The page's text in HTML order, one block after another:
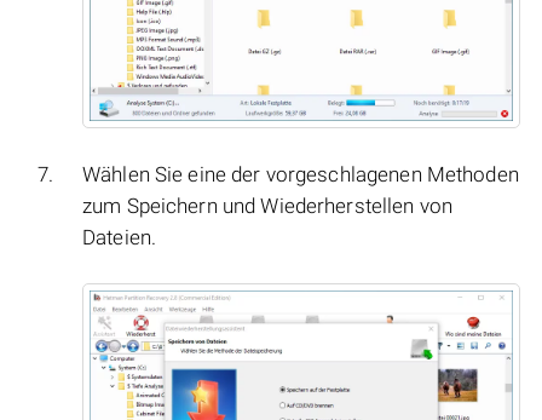
Wählen Sie eine der vorgeschlagenen Methoden
zum Speichern und Wiederherstellen von
Dateien.